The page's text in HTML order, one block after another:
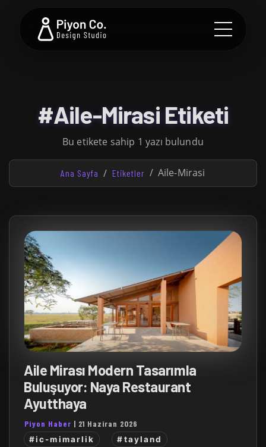
#Aile-Mirasi Etiketi
Bu etikete sahip 1 yazı bulundu
Ana Sayfa Etiketler Aile-Mirasi
Aile Mirası Modern Tasarımla
Buluşuyor: Naya Restaurant
Ayutthaya
Piyon Haber | 21 Haziran 2026
#ic-mimarlik
#tayland